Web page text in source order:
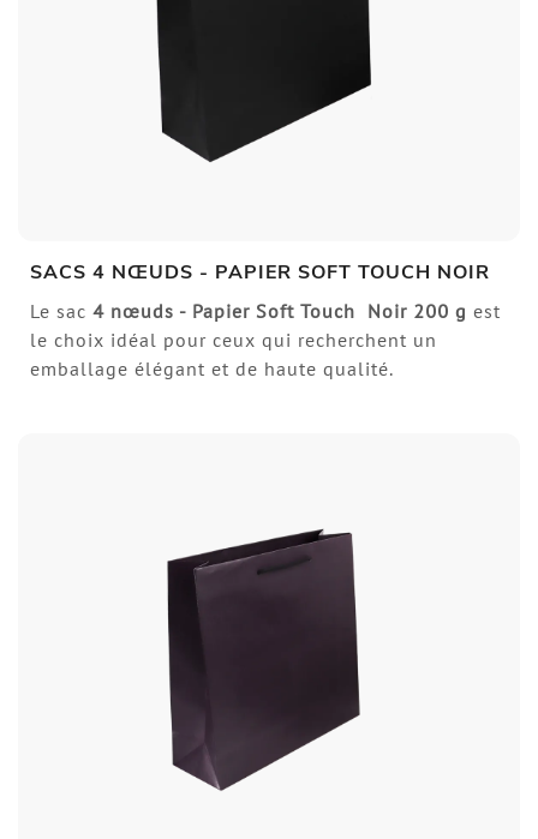
SACS 4 NŒUDS - PAPIER SOFT TOUCH NOIR
Le sac 4 nœuds - Papier Soft Touch Noir 200 g est
le choix idéal pour ceux qui recherchent un
emballage élégant et de haute qualité.